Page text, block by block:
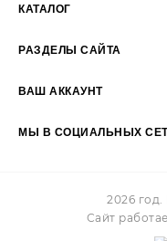
Сб-Вс: 10:00 -
КАТАЛОГ
РАЗДЕЛЫ САЙТА
ВАШ АККАУНТ
МЫ В СОЦИАЛЬНЫХ
2026
Сайт